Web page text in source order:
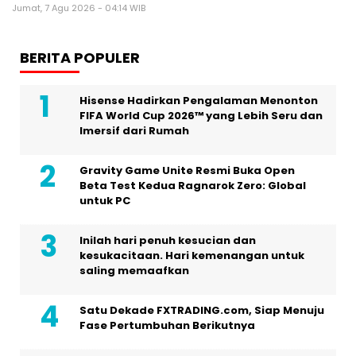
Jumat, 7 Agu 2026 - 04:14 WIB
BERITA POPULER
Hisense Hadirkan Pengalaman Menonton
FIFA World Cup 2026™ yang Lebih Seru dan
Imersif dari Rumah
Gravity Game Unite Resmi Buka Open
Beta Test Kedua Ragnarok Zero: Global
untuk PC
Inilah hari penuh kesucian dan
kesukacitaan. Hari kemenangan untuk
saling memaafkan
Satu Dekade FXTRADING.com, Siap Menuju
Fase Pertumbuhan Berikutnya